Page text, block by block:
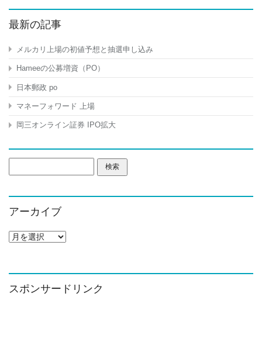
最新の記事
メルカリ上場の初値予想と抽選申し込み
Hameeの公募増資（PO）
日本郵政 po
マネーフォワード 上場
岡三オンライン証券 IPO拡大
索:
アーカイブ
ア
イ
ブ
スポンサードリンク